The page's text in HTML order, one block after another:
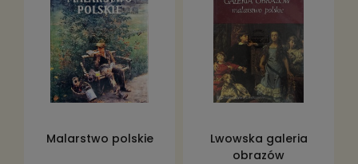
Malarstwo polskie
Lwowska galeria
obrazów